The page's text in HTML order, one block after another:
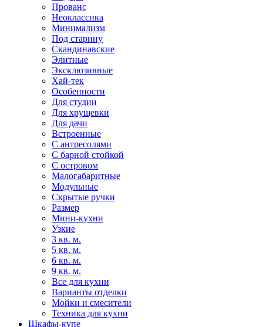
Прованс
Неоклассика
Минимализм
Под старину
Скандинавские
Элитные
Эксклюзивные
Хай-тек
Особенности
Для студии
Для хрущевки
Для дачи
Встроенные
С антресолями
С барной стойкой
С островом
Малогабаритные
Модульные
Скрытые ручки
Размер
Мини-кухни
Узкие
3 кв. м.
5 кв. м.
6 кв. м.
9 кв. м.
Все для кухни
Варианты отделки
Мойки и смесители
Техника для кухни
Шкафы-купе